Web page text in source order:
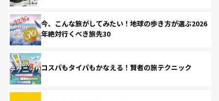
今、こんな旅がしてみたい！地球の歩き方が選ぶ2026
年絶対行くべき旅先30
コスパもタイパもかなえる！賢者の旅テクニック